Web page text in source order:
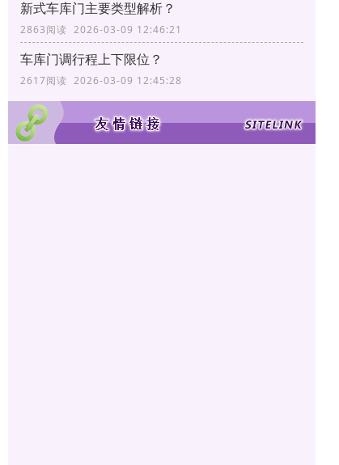
新式车库门主要类型解析？
2863阅读 2026-03-09 12:46:21
车库门调行程上下限位？
2617阅读 2026-03-09 12:45:28